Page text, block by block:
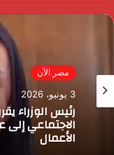
مصر الآن
3 يونيو، 2026
رئيس الوزراء
الاجتماعي إلى
الأعمال